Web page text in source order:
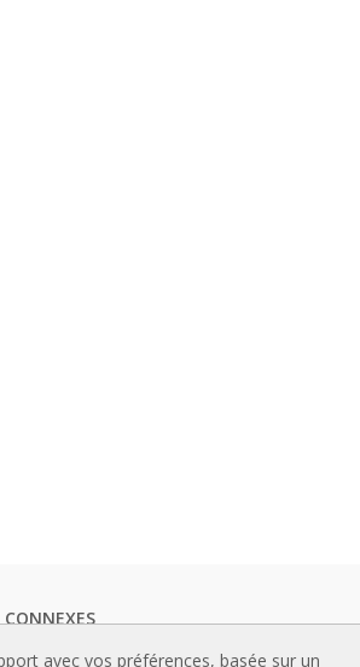
avec vos préférences, basée sur un